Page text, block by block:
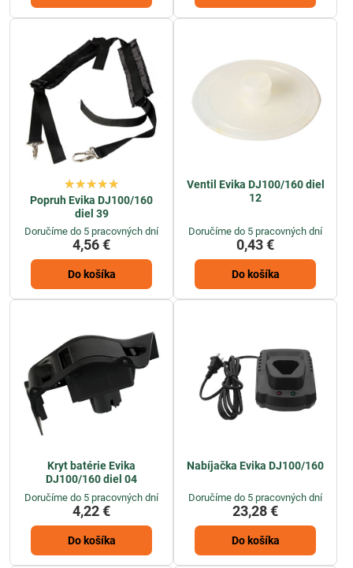
Popruh Evika DJ100/160
diel 39
Doručíme do 5 pracovných dní
4,56 €
Do košíka
Ventil Evika DJ100/160 diel
12
Doručíme do 5 pracovných dní
0,43 €
Do košíka
Kryt batérie Evika
DJ100/160 diel 04
Doručíme do 5 pracovných dní
4,22 €
Do košíka
Nabíjačka Evika DJ100/160
Doručíme do 5 pracovných dní
23,28 €
Do košíka